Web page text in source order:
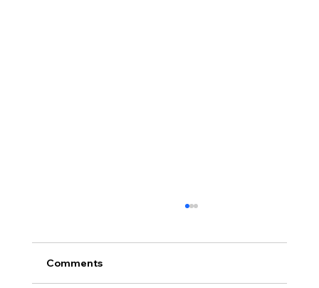
• 성만찬 오늘 예배중에 있습니다. 준비해 주신
부장님께 감사드립니다. • 북가주 남침례교 한인
교회 협의회 모임 8월 11일 화요일 오전 11시에
Comments